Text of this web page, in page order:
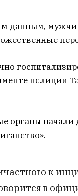
данным,
полиции
органы начали
к
в